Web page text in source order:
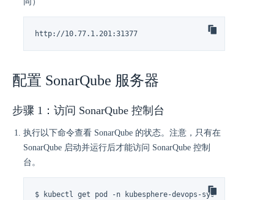
http://10.77.1.201:31377
配置 SonarQube 服务器
步骤 1：访问 SonarQube 控制台
执行以下命令查看 SonarQube 的状态。注意，只有在
SonarQube 启动并运行后才能访问 SonarQube 控制
台。
$ kubectl get pod -n kubesphere-devops-system